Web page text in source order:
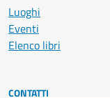
Luoghi
Eventi
Elenco libri
CONTATTI